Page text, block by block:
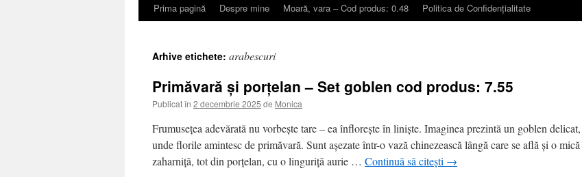
Sari
conținut
Prima pagină Despre mine Moară, vara – Cod produs: 0.48 Politica de Confidențialitate
Arhive etichete: arabescuri
Primăvară și porțelan – Set goblen cod produs: 7.55
Publicat în 2 decembrie 2025 de Monica
Frumusețea adevărată nu vorbește tare – ea înflorește în liniște. Imaginea prezintă un goblen delicat,
unde florile amintesc de primăvară. Sunt așezate într-o vază chinezească lângă care se află și o mică
zaharniță, tot din porțelan, cu o linguriță aurie … Continuă să citești →